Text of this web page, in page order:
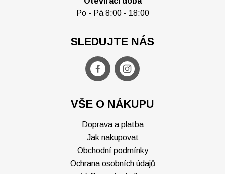
Po - Pá 8:00 - 18:00
VŠE O NÁKUPU
Doprava a platba
Jak nakupovat
Obchodní podmínky
Ochrana osobních údajů
SLEDUJTE NÁS